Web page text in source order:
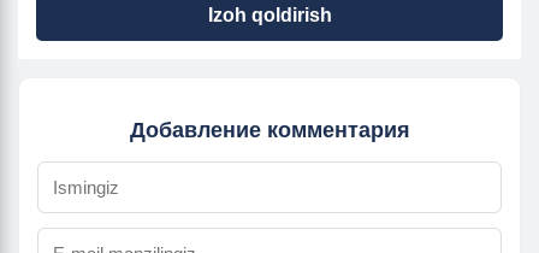
Izoh qoldirish
Добавление комментария